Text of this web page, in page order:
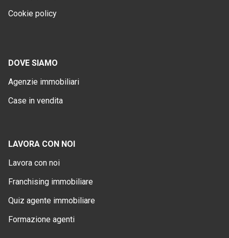
Cookie policy
DOVE SIAMO
Agenzie immobiliari
Case in vendita
LAVORA CON NOI
Lavora con noi
Franchising immobiliare
Quiz agente immobiliare
Formazione agenti